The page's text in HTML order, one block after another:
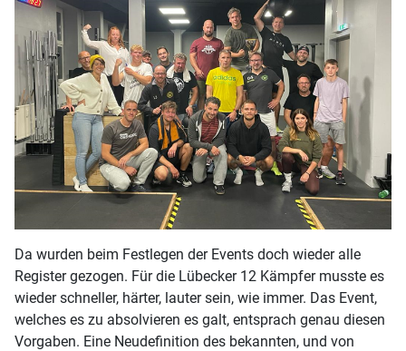
Da wurden beim Festlegen der Events doch wieder alle
Register gezogen. Für die Lübecker 12 Kämpfer musste es
wieder schneller, härter, lauter sein, wie immer. Das Event,
welches es zu absolvieren es galt, entsprach genau diesen
Vorgaben. Eine Neudefinition des bekannten, und von